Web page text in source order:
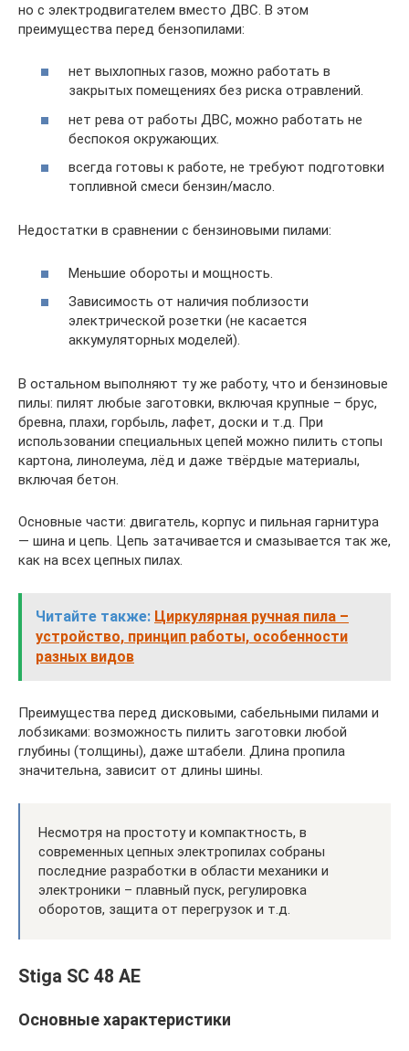
но с электродвигателем вместо ДВС. В этом
преимущества перед бензопилами:
нет выхлопных газов, можно работать в
закрытых помещениях без риска отравлений.
нет рева от работы ДВС, можно работать не
беспокоя окружающих.
всегда готовы к работе, не требуют подготовки
топливной смеси бензин/масло.
Недостатки в сравнении с бензиновыми пилами:
Меньшие обороты и мощность.
Зависимость от наличия поблизости
электрической розетки (не касается
аккумуляторных моделей).
В остальном выполняют ту же работу, что и бензиновые
пилы: пилят любые заготовки, включая крупные – брус,
бревна, плахи, горбыль, лафет, доски и т.д. При
использовании специальных цепей можно пилить стопы
картона, линолеума, лёд и даже твёрдые материалы,
включая бетон.
Основные части: двигатель, корпус и пильная гарнитура
— шина и цепь. Цепь затачивается и смазывается так же,
как на всех цепных пилах.
Читайте также: Циркулярная ручная пила –
устройство, принцип работы, особенности
разных видов
Преимущества перед дисковыми, сабельными пилами и
лобзиками: возможность пилить заготовки любой
глубины (толщины), даже штабели. Длина пропила
значительна, зависит от длины шины.
Несмотря на простоту и компактность, в
современных цепных электропилах собраны
последние разработки в области механики и
электроники – плавный пуск, регулировка
оборотов, защита от перегрузок и т.д.
Stiga SC 48 AE
Основные характеристики